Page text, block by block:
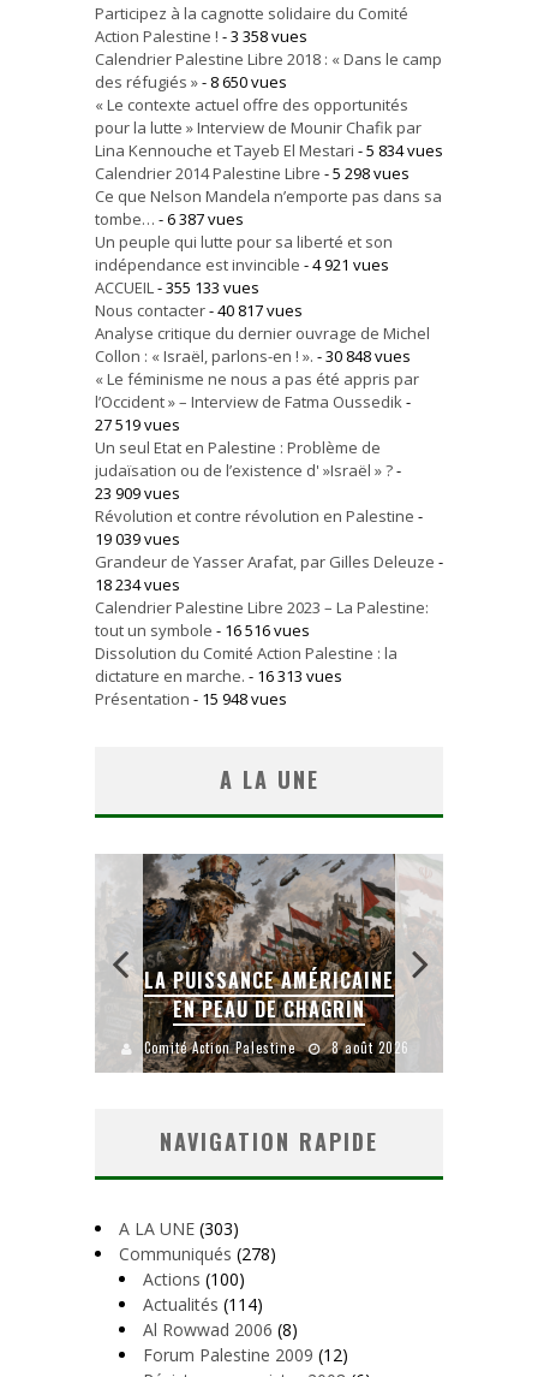
Participez à la cagnotte solidaire du Comité
Action Palestine ! - 3 358 vues
Calendrier Palestine Libre 2018 : « Dans le camp
des réfugiés »- 8 650 vues
« Le contexte actuel offre des opportunités
pour la lutte » Interview de Mounir Chafik par
Lina Kennouche et Tayeb El Mestari - 5 834 vues
Calendrier 2014 Palestine Libre - 5 298 vues
Ce que Nelson Mandela n’emporte pas dans sa
tombe… - 6 387 vues
Un peuple qui lutte pour sa liberté et son
indépendance est invincible - 4 921 vues
ACCUEIL - 355 133 vues
Nous contacter- 40 817 vues
Analyse critique du dernier ouvrage de Michel
Collon : « Israël, parlons-en ! ». - 30 848 vues
« Le féminisme ne nous a pas été appris par
l’Occident » – Interview de Fatma Oussedik -
27 519 vues
Un seul Etat en Palestine : Problème de
judaïsation ou de l’existence d' »Israël » ?-
23 909 vues
Révolution et contre révolution en Palestine -
19 039 vues
Grandeur de Yasser Arafat, par Gilles Deleuze -
18 234 vues
Calendrier Palestine Libre 2023 – La Palestine:
tout un symbole - 16 516 vues
Dissolution du Comité Action Palestine : la
dictature en marche. - 16 313 vues
Présentation - 15 948 vues
A LA UNE
LA PUISSANCE AMÉRICAINE
EN PEAU DE CHAGRIN
Comité Action Palestine 8 août 2026
NAVIGATION RAPIDE
A LA UNE (303)
Communiqués (278)
Actions (100)
Actualités (114)
Al Rowwad 2006 (8)
Forum Palestine 2009 (12)